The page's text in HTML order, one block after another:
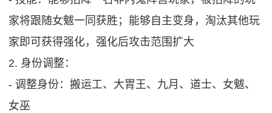
家将跟随女魃一同获胜；能够自主变身，淘汰其他玩
家即可获得强化，强化后攻击范围扩大
2. 身份调整：
- 调整身份：搬运工、大胃王、九月、道士、女魃、
女巫